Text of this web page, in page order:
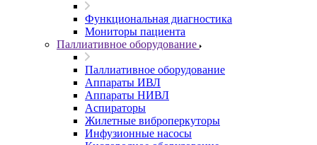
Функциональная диагностика
Мониторы пациента
Паллиативное оборудование
Паллиативное оборудование
Аппараты ИВЛ
Аппараты НИВЛ
Аспираторы
Жилетные виброперкуторы
Инфузионные насосы